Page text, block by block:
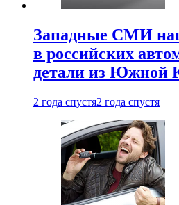
Западные СМИ
в российских
детали из Южной
2 года спустя2 года спустя